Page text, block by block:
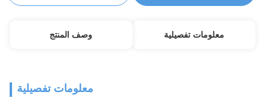
معلومات تفصيلية وصف المنتج
معلومات تفصيلية